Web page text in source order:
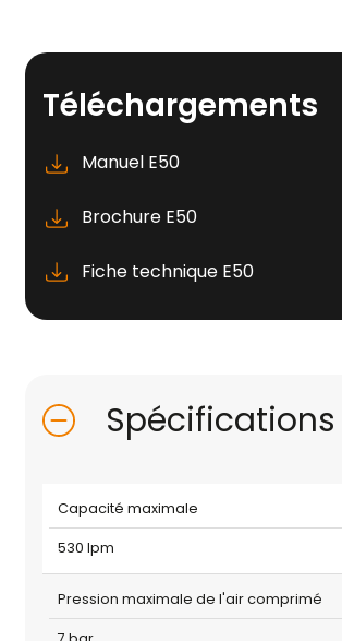
Téléchargements
Manuel E50
Brochure E50
Fiche technique E50
Spécifications
Capacité maximale
530 lpm
Pression maximale de l'air comprimé